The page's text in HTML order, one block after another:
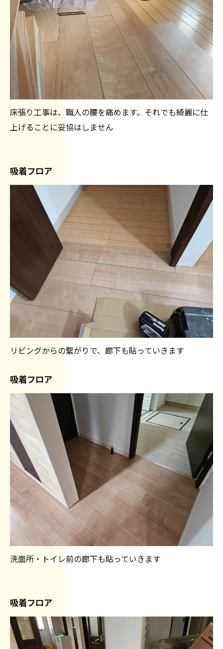
床張り工事は、職人の腰を痛めます。それでも綺麗に仕
上げることに妥協はしません
吸着フロア
リビングからの繋がりで、廊下も貼っていきます
吸着フロア
洗面所・トイレ前の廊下も貼っていきます
吸着フロア